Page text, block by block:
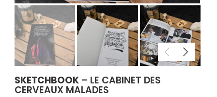
SKETCHBOOK – LE CABINET DES
CERVEAUX MALADES